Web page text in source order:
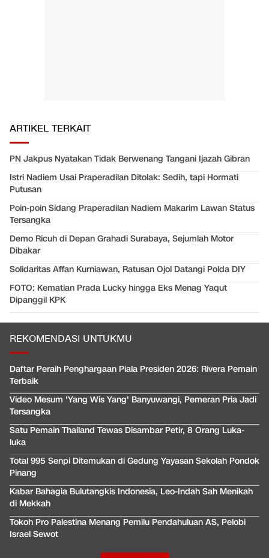
ARTIKEL TERKAIT
PN Jakpus Nyatakan Tidak Berwenang Tangani Ijazah Gibran
Istri Nadiem Usai Praperadilan Ditolak: Sedih, tapi Hormati
Putusan
Poin-poin Sidang Praperadilan Nadiem Makarim Lawan Status
Tersangka
Demo Ricuh di Depan Grahadi Surabaya, Sejumlah Motor
Dibakar
Solidaritas Affan Kurniawan, Ratusan Ojol Datangi Polda DIY
FOTO: Kematian Prada Lucky hingga Eks Menag Yaqut
Dipanggil KPK
REKOMENDASI UNTUKMU
Daftar Peraih Penghargaan Piala Presiden 2026: Rivera Pemain
Terbaik
Video Mesum 'Yang Wis Yang' Banyuwangi, Pemeran Pria Jadi
Tersangka
Satu Pemain Thailand Tewas Disambar Petir, 8 Orang Luka-
luka
Total 995 Senpi Ditemukan di Gedung Yayasan Sekolah Pondok
Pinang
Kabar Bahagia Bulutangkis Indonesia, Leo-Indah Sah Menikah
di Mekkah
Tokoh Pro Palestina Menang Pemilu Pendahuluan AS, Pelobi
Israel Sewot